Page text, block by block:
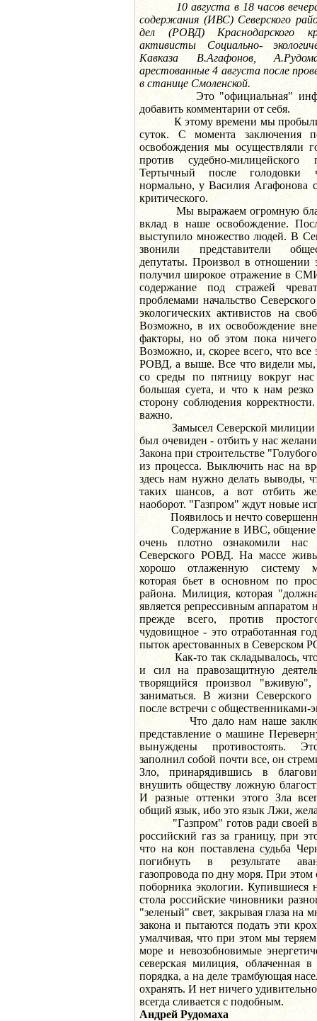
10 августа в 18 часов
содержания (ИВС) Северского
дел (РОВД) Краснодарского
активисты Социально-
Кавказа В.Агафонов,
арестованные 4 августа после
в станице Смоленской.
Это "официальная"
добавить комментарии от себя.
К этому времени мы пробыли
суток. С момента заключения
освобождения мы осуществляли
против судебно-
Тертычный после голодовки
нормально, у Василия Агафонова
критического.
Мы выражаем огромную
вклад в наше освобождение.
выступило множество людей. В
звонили представители
депутаты. Произвол в отношении
получил широкое отражение в
содержание под стражей
проблемами начальство
экологических активистов на
Возможно, в их освобождение
факторы, но об этом пока ничего
Возможно, и, скорее всего, что все
РОВД, а выше. Все что видели мы,
со среды по пятницу вокруг
большая суета, и что к нам
сторону соблюдения
важно.
Замысел Северской милиции и
был очевиден - отбить у нас
Закона при строительстве
из процесса. Выключить нас на
здесь нам нужно делать выводы,
таких шансов, а вот отбить
наоборот. "Газпром" ждут новые
Появилось и нечто
Содержание в ИВС, общение с
очень плотно ознакомили
Северского РОВД. На массе
хорошо отлаженную систему
которая бьет в основном по
района. Милиция, которая
является репрессивным аппаратом
прежде всего, против
чудовищное - это отработанная
пыток арестованных в Северском
Как-то так складывалось, что
и сил на правозащитную
творящийся произвол
заниматься. В жизни
после встречи с общественниками-
Что дало нам наше
представление о машине
вынуждены противостоять.
заполнил собой почти все, он
Зло, принарядившись в
внушить обществу ложную
И разные оттенки этого Зла
общий язык, ибо это язык Лжи,
"Газпром" готов ради своей
российский газ за границу, при
что на кон поставлена судьба
погибнуть в результате
газопровода по дну моря. При этом
поборника экологии. Купившиеся
стола российские чиновники
"зеленый" свет, закрывая глаза на
закона и пытаются подать эти
умалчивая, что при этом мы
море и невозобновимые
северская милиция, облаченная
порядка, а на деле трамбующая
охранять. И нет ничего
всегда сливается с подобным.
Андрей Рудомаха